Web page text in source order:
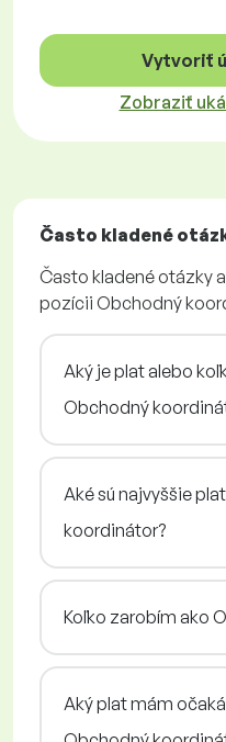
Vytvoriť
Zobraziť
Často kladené
Často kladené otázky
pozícii Obchodný
Aký je plat alebo
Obchodný
Aké sú najvyššie
koordinátor?
Koľko zarobím ako
Aký plat mám